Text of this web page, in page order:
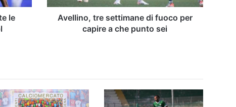
le
che
puntoAvellino, tre settimane di fuoco per
capire a che punto sei